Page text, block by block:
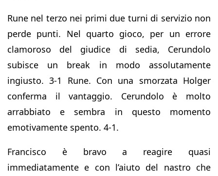
Rune nel terzo nei primi due turni di servizio non
perde punti. Nel quarto gioco, per un errore
clamoroso del giudice di sedia, Cerundolo
subisce un break in modo assolutamente
ingiusto. 3-1 Rune. Con una smorzata Holger
conferma il vantaggio. Cerundolo è molto
arrabbiato e sembra in questo momento
emotivamente spento. 4-1.
Francisco è bravo a reagire quasi
immediatamente e con l’aiuto del nastro che